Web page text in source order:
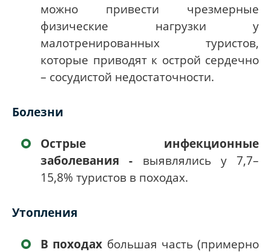
можно привести чрезмерные
физические нагрузки у
малотренированных туристов,
которые приводят к острой сердечно
– сосудистой недостаточности.
Болезни
Острые инфекционные
заболевания - выявлялись у 7,7–
15,8% туристов в походах.
Утопления
В походах большая часть (примерно